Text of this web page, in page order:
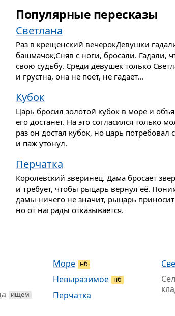
Популярные пересказы
Светлана
Раз в крещенский вечерокДевушки
башмачок,Сняв с ноги, бросали. Гадали,
свою судьбу. Среди девушек только
и грустна, она не поёт, не гадает...
Кубок
Царь бросил золотой кубок в море и
его достанет. На это согласился только
раз он достал кубок, но царь потребовал
и паж утонул.
Перчатка
Королевский зверинец. Дама бросает
и требует, чтобы рыцарь вернул её.
дамы ничего не значит, рыцарь приносит
но от награды отказывается.
ищем
Море нб
Невыразимое нб
Перчатка